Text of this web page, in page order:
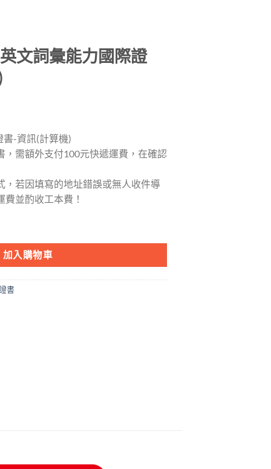
文詞彙能力國際證
-資訊(計算機)
需額外支付100元快遞運費，在確認
若因填寫的地址錯誤或無人收件導
並酌收工本費！
加入購物車
書